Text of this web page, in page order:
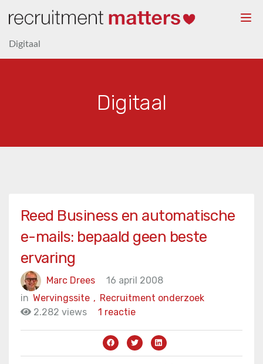
Digitaal
Digitaal
Reed Business en automatische
e-mails: bepaald geen beste
ervaring
Marc Drees
16 april 2008
in
Recruitment onderzoek
Wervingssite ,
2.282 views
1 reactie